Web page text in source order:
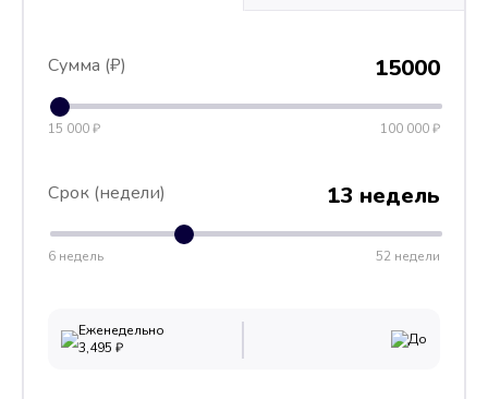
Сумма (₽) 15000
15 000 ₽ 100 000 ₽
Срок (недели) 13 недель
6 недель 52 недели
Еженедельно
3,495 ₽ До